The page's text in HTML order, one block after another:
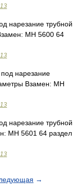
нарезание трубной
МН 5600 64
нарезание
Взамен: МН
нарезание трубной
МН 5601 64 раздел
→